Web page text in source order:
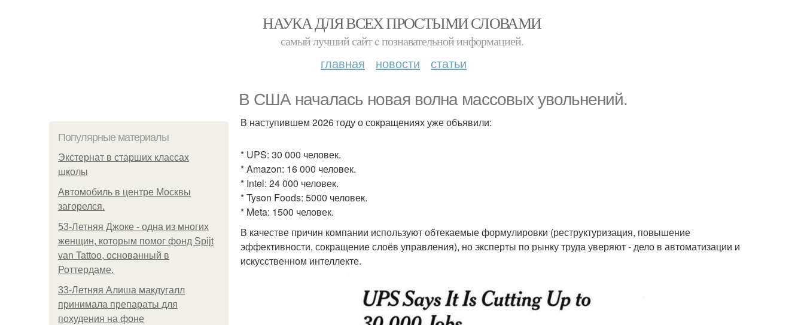
НАУКА ДЛЯ ВСЕХ ПРОСТЫМИ СЛОВАМИ
самый лучший сайт c познавательной информацией.
главная новости статьи
В США началась новая волна массовых увольнений.
Популярные материалы
Экстернат в старших классах
школы
Автомобиль в центре Москвы
загорелся.
53-Летняя Джоке - одна из многих
женщин, которым помог фонд Spijt
van Tattoo, основанный в
Роттердаме.
33-Летняя Алиша макдугалл
принимала препараты для
похудения на фоне
В наступившем 2026 году о сокращениях уже объявили:
* UPS: 30 000 человек.
* Amazon: 16 000 человек.
* Intel: 24 000 человек.
* Tyson Foods: 5000 человек.
* Meta: 1500 человек.
В качестве причин компании используют обтекаемые формулировки (реструктуризация, повышение
эффективности, сокращение слоёв управления), но эксперты по рынку труда уверяют - дело в автоматизации и
искусственном интеллекте.